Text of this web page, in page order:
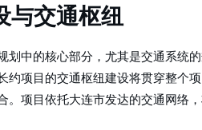
与交通枢纽
划中的核心部分，尤其是交通系统
约项目的交通枢纽建设将贯穿整个
。项目依托大连市发达的交通网络